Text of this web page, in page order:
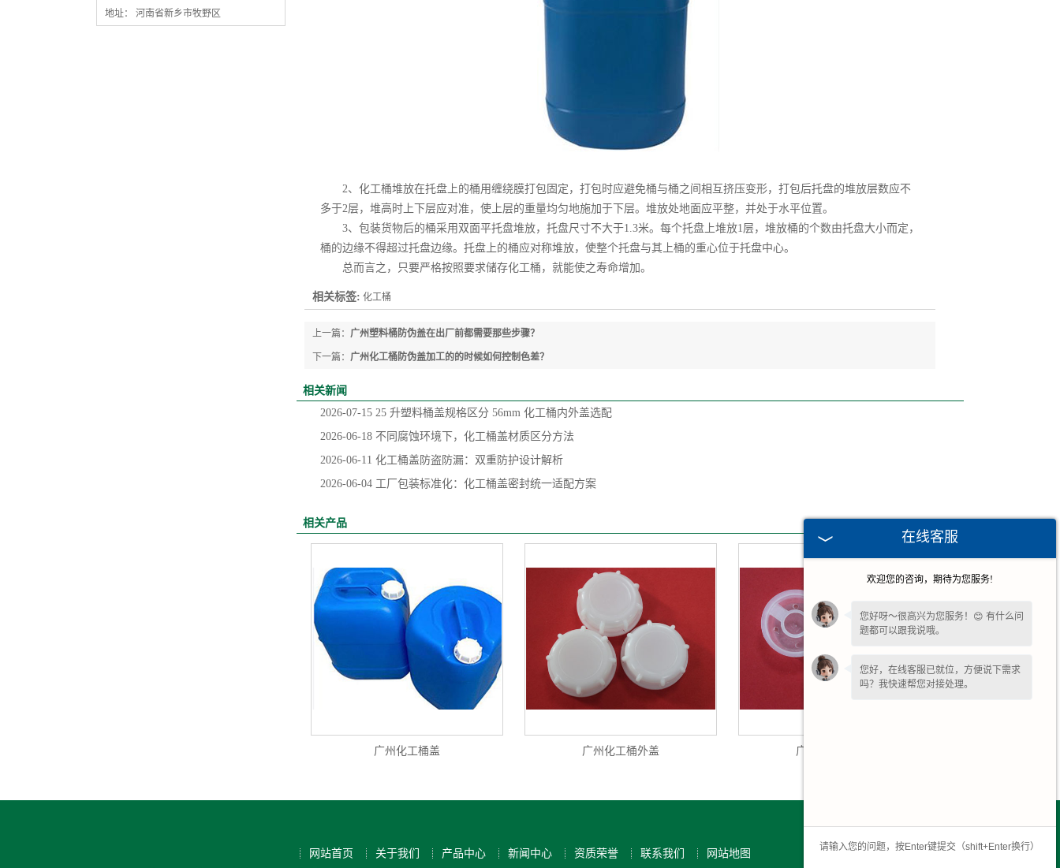
地址： 河南省新乡市牧野区
2、化工桶堆放在托盘上的桶用缠绕膜打包固定，打包时应避免桶与桶之间相互挤压变形，打包后托盘的堆放层数应不
多于2层，堆高时上下层应对准，使上层的重量均匀地施加于下层。堆放处地面应平整，并处于水平位置。
3、包装货物后的桶采用双面平托盘堆放，托盘尺寸不大于1.3米。每个托盘上堆放1层，堆放桶的个数由托盘大小而定，
桶的边缘不得超过托盘边缘。托盘上的桶应对称堆放，使整个托盘与其上桶的重心位于托盘中心。
总而言之，只要严格按照要求储存化工桶，就能使之寿命增加。
相关标签: 化工桶
上一篇： 广州塑料桶防伪盖在出厂前都需要那些步骤？
下一篇： 广州化工桶防伪盖加工的的时候如何控制色差？
相关新闻
2026-07-15 25 升塑料桶盖规格区分 56mm 化工桶内外盖选配
2026-06-18 不同腐蚀环境下，化工桶盖材质区分方法
2026-06-11 化工桶盖防盗防漏：双重防护设计解析
2026-06-04 工厂包装标准化：化工桶盖密封统一适配方案
相关产品
广州化工桶盖 广州化工桶外盖 广州化工桶内盖
网站首页 关于我们 产品中心 新闻中心 资质荣誉 联系我们 网站地图
在线客服
欢迎您的咨询，期待为您服务!
您好呀～很高兴为您服务！😊 有什么问
题都可以跟我说哦。
您好，在线客服已就位，方便说下需求
吗？我快速帮您对接处理。